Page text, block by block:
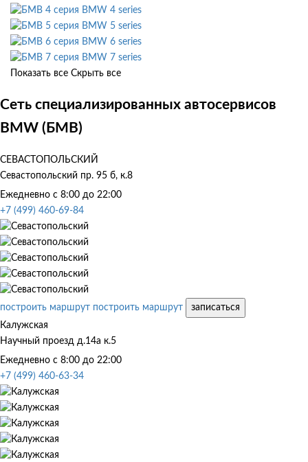
BMW 4 series
BMW 5 series
BMW 6 series
BMW 7 series
Показать все Скрыть все
Сеть специализированных автосервисов
BMW (БМВ)
СЕВАСТОПОЛЬСКИЙ
Севастопольский пр. 95 б, к.8
Ежедневно с 8:00 до 22:00
+7 (499) 460-69-84
построить маршрут построить маршрут
записаться
Калужская
Научный проезд д.14а к.5
Ежедневно с 8:00 до 22:00
+7 (499) 460-63-34